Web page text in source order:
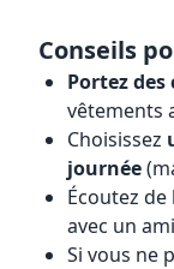
Conseils
Portez
vêtements
Choisissez
journée
Écoutez
avec un
Si vous ne